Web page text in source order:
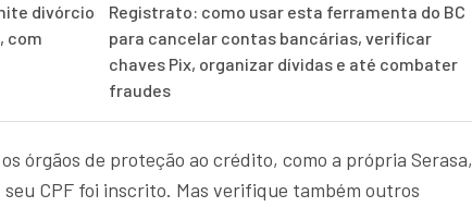
divórcio
com
Registrato: como usar esta ferramenta do BC
para cancelar contas bancárias, verificar
chaves Pix, organizar dívidas e até combater
fraudes
órgãos de proteção ao crédito, como a própria Serasa,
CPF foi inscrito. Mas verifique também outros